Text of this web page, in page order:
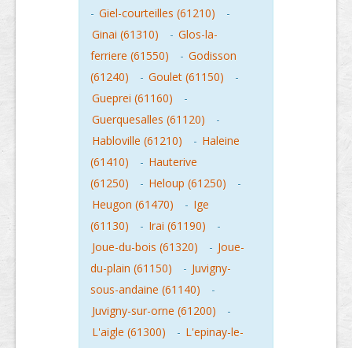
- Giel-courteilles (61210)
-
Ginai (61310)
- Glos-la-
ferriere (61550)
- Godisson
(61240)
- Goulet (61150)
-
Gueprei (61160)
-
Guerquesalles (61120)
-
Habloville (61210)
- Haleine
(61410)
- Hauterive
(61250)
- Heloup (61250)
-
Heugon (61470)
- Ige
(61130)
- Irai (61190)
-
Joue-du-bois (61320)
- Joue-
du-plain (61150)
- Juvigny-
sous-andaine (61140)
-
Juvigny-sur-orne (61200)
-
L'aigle (61300)
- L'epinay-le-